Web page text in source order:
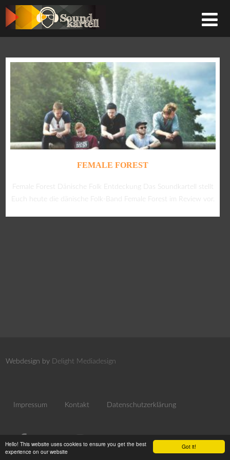
Got it!
Hello! This website uses cookies to ensure you get the best
experience on our website
FEMALE FOREST
Female Forest Dänische Folk Entdeckung Das Soundkartell stellt
Euch heute die dänische Folk-Band Female Forest im Review vor.
Webdesign by Delight Mediadesign
Impressum Kontakt Datenschutzerklärung